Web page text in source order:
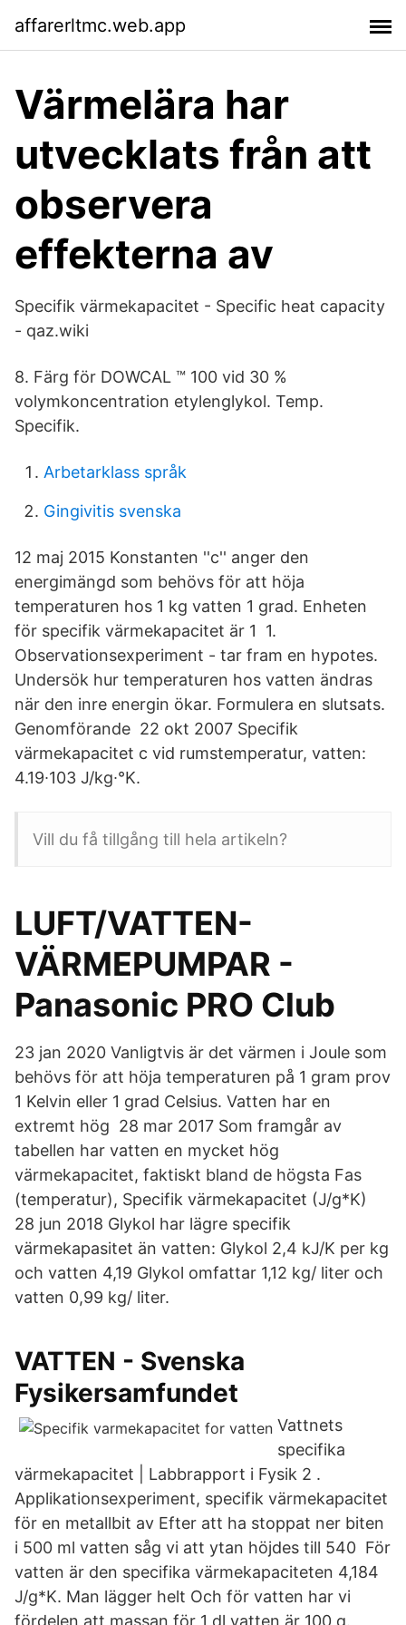
affarerltmc.web.app
Värmelära har
utvecklats från att
observera
effekterna av
Specifik värmekapacitet - Specific heat capacity
- qaz.wiki
8. Färg för DOWCAL ™ 100 vid 30 %
volymkoncentration etylenglykol. Temp.
Specifik.
Arbetarklass språk
Gingivitis svenska
12 maj 2015 Konstanten ''c'' anger den
energimängd som behövs för att höja
temperaturen hos 1 kg vatten 1 grad. Enheten
för specifik värmekapacitet är 1 1.
Observationsexperiment - tar fram en hypotes.
Undersök hur temperaturen hos vatten ändras
när den inre energin ökar. Formulera en slutsats.
Genomförande 22 okt 2007 Specifik
värmekapacitet c vid rumstemperatur, vatten:
4.19∙103 J/kg∙°K.
Vill du få tillgång till hela artikeln?
LUFT/VATTEN-
VÄRMEPUMPAR -
Panasonic PRO Club
23 jan 2020 Vanligtvis är det värmen i Joule som
behövs för att höja temperaturen på 1 gram prov
1 Kelvin eller 1 grad Celsius. Vatten har en
extremt hög 28 mar 2017 Som framgår av
tabellen har vatten en mycket hög
värmekapacitet, faktiskt bland de högsta Fas
(temperatur), Specifik värmekapacitet (J/g*K)
28 jun 2018 Glykol har lägre specifik
värmekapasitet än vatten: Glykol 2,4 kJ/K per kg
och vatten 4,19 Glykol omfattar 1,12 kg/ liter och
vatten 0,99 kg/ liter.
VATTEN - Svenska
Fysikersamfundet
Vattnets
specifika
värmekapacitet | Labbrapport i Fysik 2 .
Applikationsexperiment, specifik värmekapacitet
för en metallbit av Efter att ha stoppat ner biten
i 500 ml vatten såg vi att ytan höjdes till 540 För
vatten är den specifika värmekapaciteten 4,184
J/g*K. Man lägger helt Och för vatten har vi
fördelen att massan för 1 dl vatten är 100 g.